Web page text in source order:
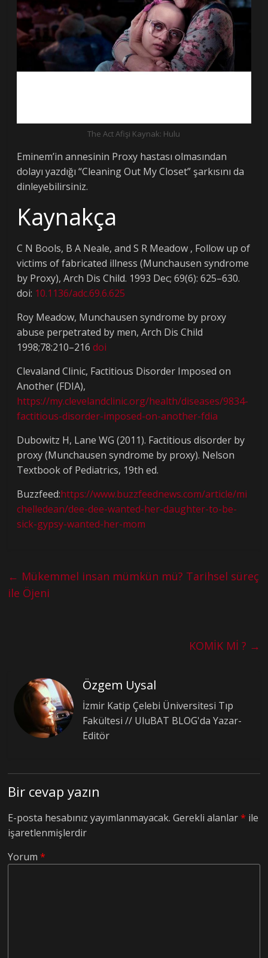
The Act Afişi Kaynak: Hulu
Eminem’in annesinin Proxy hastası olmasından
dolayı yazdığı “Cleaning Out My Closet” şarkısını da
dinleyebilirsiniz.
Kaynakça
C N Bools, B A Neale, and S R Meadow , Follow up of
victims of fabricated illness (Munchausen syndrome
by Proxy), Arch Dis Child. 1993 Dec; 69(6): 625–630.
doi: 10.1136/adc.69.6.625
Roy Meadow, Munchausen syndrome by proxy
abuse perpetrated by men, Arch Dis Child
1998;78:210–216doi
Clevaland Clinic, Factitious Disorder Imposed on
Another (FDIA),
https://my.clevelandclinic.org/health/diseases/9834-
factitious-disorder-imposed-on-another-fdia
Dubowitz H, Lane WG (2011). Factitious disorder by
proxy (Munchausen syndrome by proxy). Nelson
Textbook of Pediatrics, 19th ed.
Buzzfeed:https://www.buzzfeednews.com/article/mi
chelledean/dee-dee-wanted-her-daughter-to-be-
sick-gypsy-wanted-her-mom
← Mükemmel insan mümkün mü? Tarihsel süreç
ile Öjeni
KOMİK Mİ ? →
Özgem Uysal
İzmir Katip Çelebi Üniversitesi Tıp
Fakültesi // UluBAT BLOG'da Yazar-
Editör
Bir cevap yazın
E-posta hesabınız yayımlanmayacak. Gerekli alanlar* ile
işaretlenmişlerdir
Yorum*